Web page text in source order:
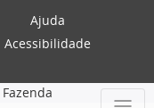
Ajuda
Acessibilidade